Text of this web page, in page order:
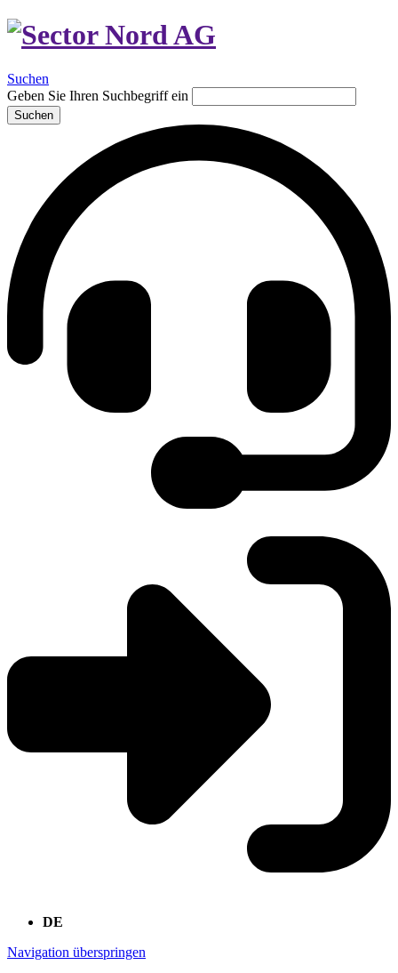
Suchen
Geben Sie Ihren Suchbegriff ein
Suchen
DE
Navigation überspringen